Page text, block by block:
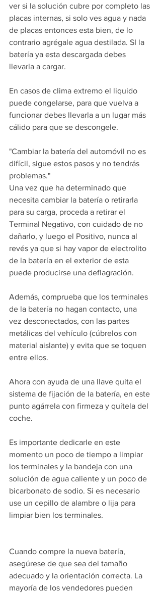
ver si la solución cubre por completo las
placas internas, si solo ves agua y nada
de placas entonces esta bien, de lo
contrario agrégale agua destilada. SI la
batería ya esta descargada debes
llevarla a cargar.
En casos de clima extremo el liquido
puede congelarse, para que vuelva a
funcionar debes llevarla a un lugar más
cálido para que se descongele.
"Cambiar la batería del automóvil no es
difícil, sigue estos pasos y no tendrás
problemas."
Una vez que ha determinado que
necesita cambiar la batería o retirarla
para su carga, proceda a retirar el
Terminal Negativo, con cuidado de no
dañarlo, y luego el Positivo, nunca al
revés ya que si hay vapor de electrolito
de la batería en el exterior de esta
puede producirse una deflagración.
Además, comprueba que los terminales
de la batería no hagan contacto, una
vez desconectados, con las partes
metálicas del vehículo (cúbrelos con
material aislante) y evita que se toquen
entre ellos.
Ahora con ayuda de una llave quita el
sistema de fijación de la batería, en este
punto agárrela con firmeza y quítela del
coche.
Es importante dedicarle en este
momento un poco de tiempo a limpiar
los terminales y la bandeja con una
solución de agua caliente y un poco de
bicarbonato de sodio. Si es necesario
use un cepillo de alambre o lija para
limpiar bien los terminales.
Cuando compre la nueva batería,
asegúrese de que sea del tamaño
adecuado y la orientación correcta. La
mayoría de los vendedores pueden